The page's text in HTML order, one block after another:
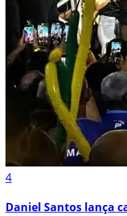
4
Daniel Santos lança